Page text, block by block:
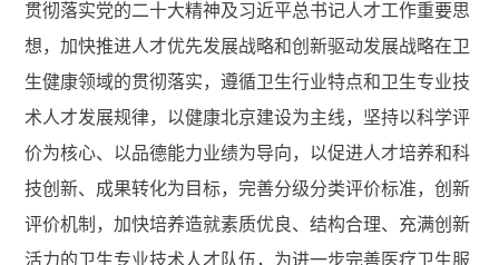
贯彻落实党的二十大精神及习近平总书记人才工作重要思
想，加快推进人才优先发展战略和创新驱动发展战略在卫
生健康领域的贯彻落实，遵循卫生行业特点和卫生专业技
术人才发展规律，以健康北京建设为主线，坚持以科学评
价为核心、以品德能力业绩为导向，以促进人才培养和科
技创新、成果转化为目标，完善分级分类评价标准，创新
评价机制，加快培养造就素质优良、结构合理、充满创新
活力的卫生专业技术人才队伍，为进一步完善医疗卫生服